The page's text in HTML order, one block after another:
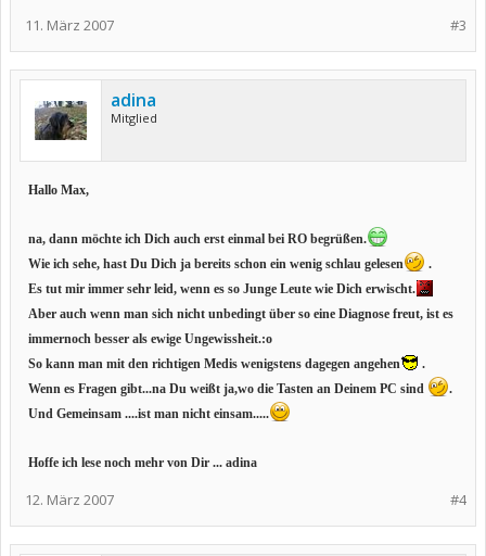
#3
11. März 2007
adina
Mitglied
Hallo Max,
na, dann möchte ich Dich auch erst einmal bei RO begrüßen.
Wie ich sehe, hast Du Dich ja bereits schon ein wenig schlau gelesen
.
Es tut mir immer sehr leid, wenn es so Junge Leute wie Dich erwischt.
Aber auch wenn man sich nicht unbedingt über so eine Diagnose freut, ist es
immernoch besser als ewige Ungewissheit.:o
So kann man mit den richtigen Medis wenigstens dagegen angehen
.
Wenn es Fragen gibt...na Du weißt ja,wo die Tasten an Deinem PC sind
.
Und Gemeinsam ....ist man nicht einsam.....
Hoffe ich lese noch mehr von Dir ... adina
#4
12. März 2007